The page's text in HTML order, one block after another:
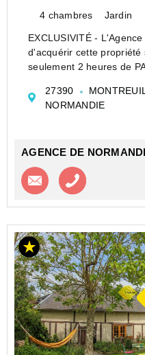
4 chambres Jardin
EXCLUSIVITÉ -
d'acquérir cette propriété
seulement 2 heures de
D'une surface habitable
familiale s'...
27390
NORMANDIE
AGENCE DE
Contacter l'agence